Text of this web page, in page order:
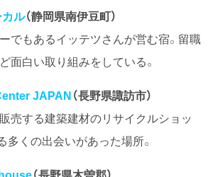
ル（静岡県南伊豆町）
でもあるイッテツさんが営む宿。留職
面白い取り組みをしている。
JAPAN（長野県諏訪市）
売する建築建材のリサイクルショッ
多くの出会いがあった場所。